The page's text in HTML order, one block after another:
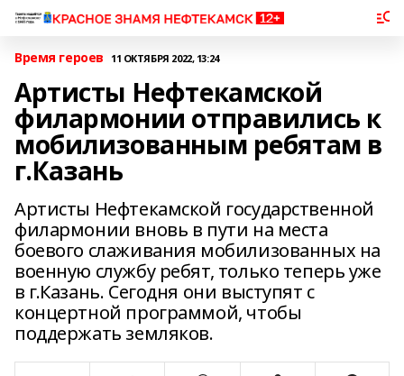
Время героев 11 ОКТЯБРЯ 2022, 13:24
Артисты Нефтекамской
филармонии отправились к
мобилизованным ребятам в
г.Казань
Артисты Нефтекамской государственной
филармонии вновь в пути на места
боевого слаживания мобилизованных на
военную службу ребят, только теперь уже
в г.Казань. Сегодня они выступят с
концертной программой, чтобы
поддержать земляков.